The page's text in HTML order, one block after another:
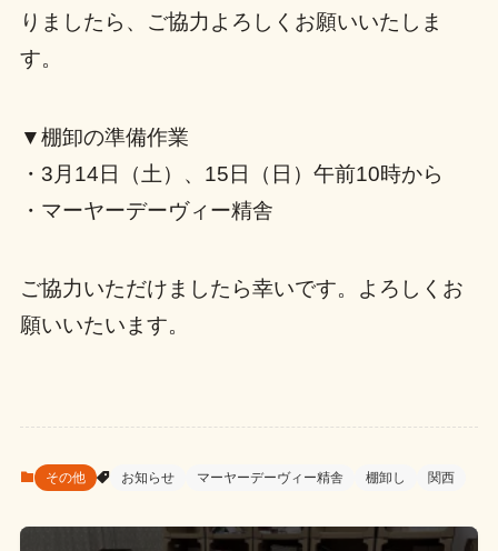
りましたら、ご協力よろしくお願いいたしま
す。
▼棚卸の準備作業
・3月14日（土）、15日（日）午前10時から
・マーヤーデーヴィー精舎
ご協力いただけましたら幸いです。よろしくお
願いいたいます。
その他 お知らせ マーヤーデーヴィー精舎 棚卸し 関西